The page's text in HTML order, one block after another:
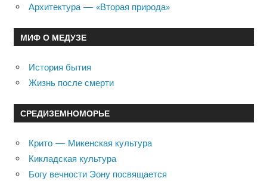
Архитектура — «Вторая природа»
МИФ О МЕДУЗЕ
История бытия
Жизнь после смерти
СРЕДИЗЕМНОМОРЬЕ
Крито — Микенская культура
Кикладская культура
Богу вечности Эону посвящается